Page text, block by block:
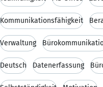
Kommunikationsfähigkeit
Verwaltung
Deutsch Datenerfassung